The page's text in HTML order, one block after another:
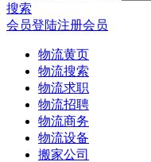
搜索
会员登陆注册会员
物流黄页
物流搜索
物流求职
物流招聘
物流商务
物流设备
搬家公司